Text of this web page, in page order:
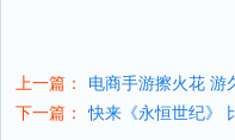
上一篇：
电商手游擦火花 游
下一篇：
快来《永恒世纪》